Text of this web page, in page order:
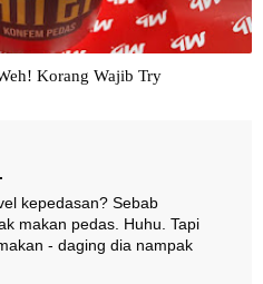
Korang Wajib Try
kepedasan? Sebab
makan pedas. Huhu. Tapi
- daging dia nampak